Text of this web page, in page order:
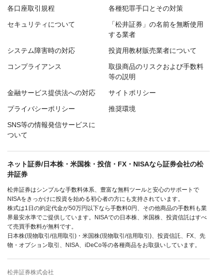
各口座取引規程 各種犯罪手口とその対策
セキュリティについて
「松井証券」の名前を無断使用
する業者
システム障害時の対応 投資用教材販売業者について
コンプライアンス
取扱商品のリスクおよび手数料
等の説明
金融サービス提供法への対応 サイトポリシー
プライバシーポリシー 推奨環境
SNS等の情報発信サービスに
ついて
ネット証券/日本株・米国株・投信・FX・NISAなら証券会社の松
井証券
松井証券はシンプルな手数料体系、豊富な無料ツールと安心のサポートで
NISAをきっかけに投資を始める初心者の方にも支持されています。
株式は1日の約定代金が50万円以下なら手数料0円、その他商品の手数料も業
界最安水準でご提供しています。NISAでの日本株、米国株、投資信託はすべ
て売買手数料が無料です。
日本株(現物取引/信用取引)・米国株(現物取引/信用取引)、投資信託、FX、先
物・オプション取引、NISA、iDeCo等の各種商品をお取扱いしています。
松井証券株式会社